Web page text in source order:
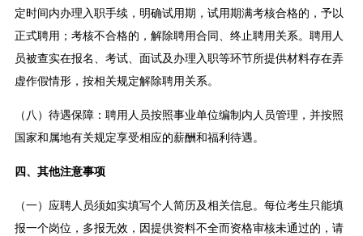
定时间内办理入职手续，明确试用期，试用期满考核合格的，予以
正式聘用；考核不合格的，解除聘用合同、终止聘用关系。聘用人
员被查实在报名、考试、面试及办理入职等环节所提供材料存在弄
虚作假情形，按相关规定解除聘用关系。
（八）待遇保障：聘用人员按照事业单位编制内人员管理，并按照
国家和属地有关规定享受相应的薪酬和福利待遇。
四、其他注意事项
（一）应聘人员须如实填写个人简历及相关信息。每位考生只能填
报一个岗位，多报无效，因提供资料不全而资格审核未通过的，请